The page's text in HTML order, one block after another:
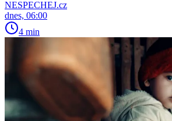
NESPECHEJ.cz
dnes, 06:00
4 min